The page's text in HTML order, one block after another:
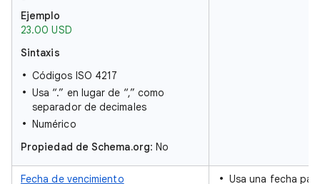
Ejemplo
23.00 USD
Sintaxis
Códigos ISO 4217
Usa “.” en lugar de “,” como
separador de decimales
Numérico
Propiedad de Schema.org: No
Fecha de vencimiento
Usa una fecha